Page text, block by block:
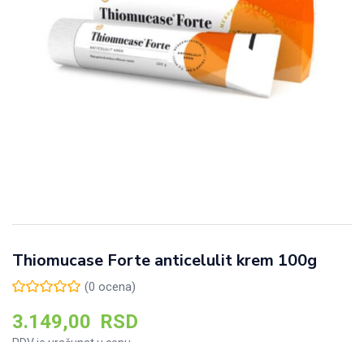
Thiomucase Forte anticelulit krem 100g
(0 ocena)
3.149,00 RSD